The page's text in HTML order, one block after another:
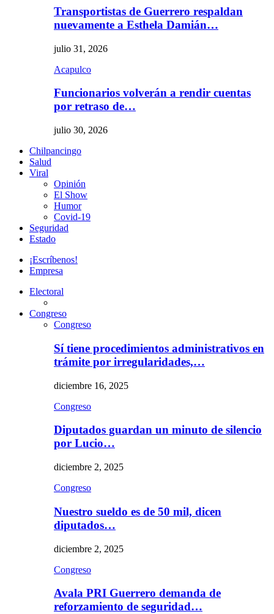
Transportistas de Guerrero respaldan
nuevamente a Esthela Damián…
julio 31, 2026
Acapulco
Funcionarios volverán a rendir cuentas
por retraso de…
julio 30, 2026
Chilpancingo
Salud
Viral
Opinión
El Show
Humor
Covid-19
Seguridad
Estado
¡Escríbenos!
Empresa
Electoral
Congreso
Congreso
Sí tiene procedimientos administrativos en
trámite por irregularidades,…
diciembre 16, 2025
Congreso
Diputados guardan un minuto de silencio
por Lucio…
diciembre 2, 2025
Congreso
Nuestro sueldo es de 50 mil, dicen
diputados…
diciembre 2, 2025
Congreso
Avala PRI Guerrero demanda de
reforzamiento de seguridad…